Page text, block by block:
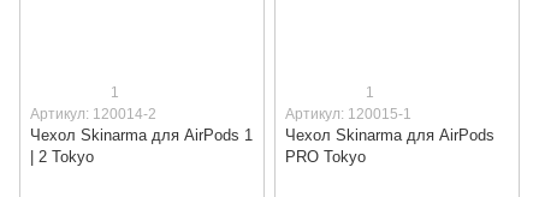
1
Артикул: 120014-2
Чехол Skinarma для AirPods 1
| 2 Tokyo
1
Артикул: 120015-1
Чехол Skinarma для AirPods
PRO Tokyo